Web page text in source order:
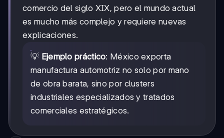
comercio del siglo XIX, pero el mundo actual
es mucho más complejo y requiere nuevas
explicaciones.
💡 Ejemplo práctico: México exporta
manufactura automotriz no solo por mano
de obra barata, sino por clusters
industriales especializados y tratados
comerciales estratégicos.